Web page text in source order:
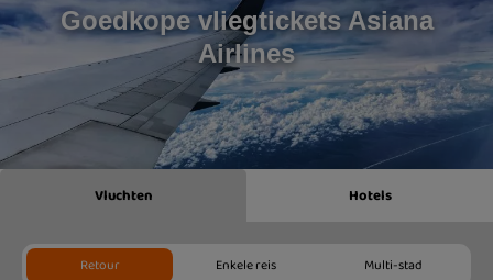
Goedkope vliegtickets Asiana
Airlines